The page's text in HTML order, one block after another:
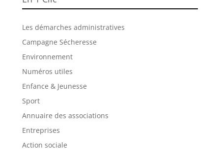
Les démarches administratives
Campagne Sécheresse
Environnement
Numéros utiles
Enfance & Jeunesse
Sport
Annuaire des associations
Entreprises
Action sociale